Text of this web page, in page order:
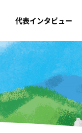
代表インタビュー